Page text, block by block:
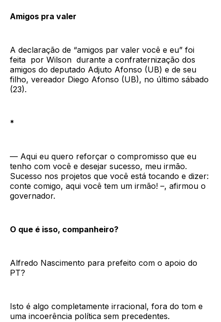
Amigos pra valer
A declaração de “amigos par valer você e eu” foi
feita por Wilson durante a confraternização dos
amigos do deputado Adjuto Afonso (UB) e de seu
filho, vereador Diego Afonso (UB), no último sábado
(23).
*
— Aqui eu quero reforçar o compromisso que eu
tenho com você e desejar sucesso, meu irmão.
Sucesso nos projetos que você está tocando e dizer:
conte comigo, aqui você tem um irmão! –, afirmou o
governador.
O que é isso, companheiro?
Alfredo Nascimento para prefeito com o apoio do
PT?
Isto é algo completamente irracional, fora do tom e
uma incoerência política sem precedentes.